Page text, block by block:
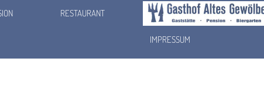
RESTAURANT
IMPRESSUM